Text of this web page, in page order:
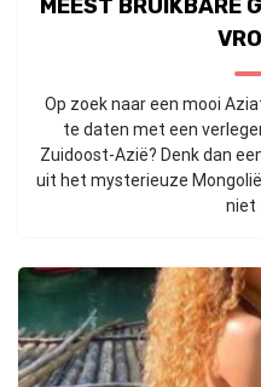
MEEST BRUIKBARE
Op zoek naar een mooi
te daten met een
Zuidoost-Azië? Denk dan
uit het mysterieuze
niet